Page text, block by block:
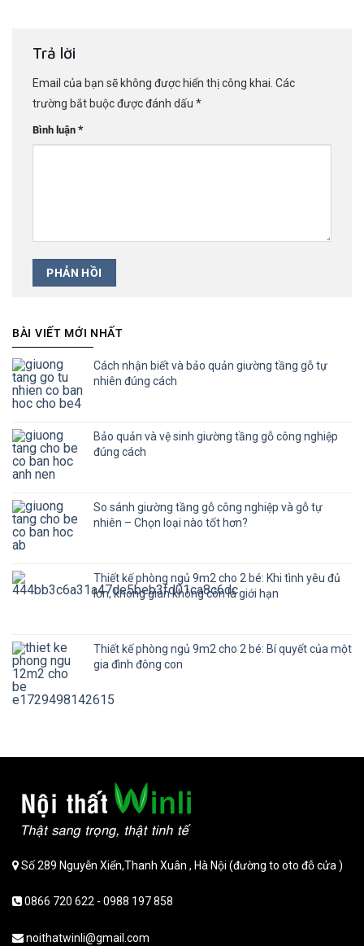
Trả lời
Email của bạn sẽ không được hiển thị công khai. Các
trường bắt buộc được đánh dấu *
Bình luận *
BÀI VIẾT MỚI NHẤT
Cách nhận biết và bảo quản giường tầng gỗ tự
nhiên đúng cách
Bảo quản và vệ sinh giường tầng gỗ công nghiệp
đúng cách
So sánh giường tầng gỗ công nghiệp và gỗ tự
nhiên – Chọn loại nào tốt hơn?
Thiết kế phòng ngủ 9m2 cho 2 bé: Khi tình yêu đủ
lớn, không gian không còn là giới hạn
Thiết kế phòng ngủ 9m2 cho 2 bé: Bí quyết của một
gia đình đông con
Số 289 Nguyễn Xiển,Thanh Xuân , Hà Nội (đường to oto đỗ cửa )
0866 720 622 - 0988 197 858
noithatwinli@gmail.com